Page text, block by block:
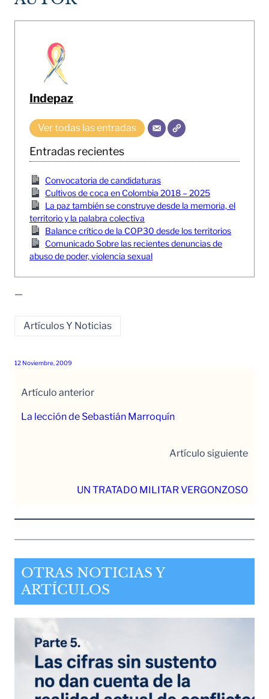
Indepaz
Ver todas las entradas
Entradas recientes
Convocatoria de candidaturas
Cultivos de coca en Colombia 2018 – 2025
La paz también se construye desde la memoria, el
territorio y la palabra colectiva
Balance crítico de la COP30 desde los territorios
Comunicado Sobre las recientes denuncias de
abuso de poder, violencia sexual
—
Artículos Y Noticias
12 Noviembre, 2009
Artículo anterior
La lección de Sebastián Marroquín
Artículo siguiente
UN TRATADO MILITAR VERGONZOSO
OTRAS NOTICIAS Y
ARTÍCULOS